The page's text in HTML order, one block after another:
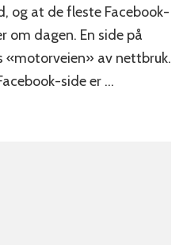
du
og at de fleste Facebook-
om dagen. En side på
«motorveien» av nettbruk.
side er …